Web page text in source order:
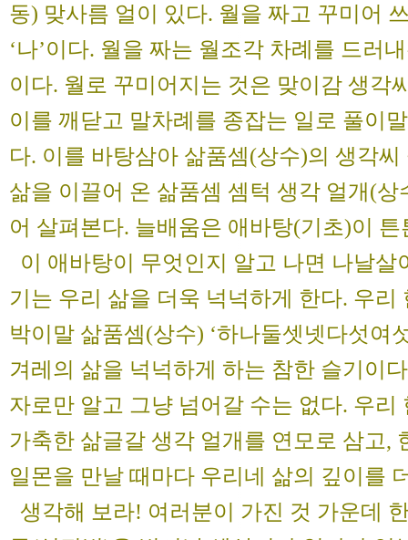
동) 맞사름 얼이 있다. 월을 짜고 꾸미어
‘나’이다. 월을 짜는 월조각 차례를 드러
이다. 월로 꾸미어지는 것은 맞이감 생각
이를 깨닫고 말차례를 종잡는 일로 풀이
다. 이를 바탕삼아 삶품셈(상수)의 생각
삶을 이끌어 온 삶품셈 셈턱 생각 얼개(
어 살펴본다. 늘배움은 애바탕(기초)이
이 애바탕이 무엇인지 알고 나면 나날살
기는 우리 삶을 더욱 넉넉하게 한다. 우리
박이말 삶품셈(상수) ‘하나둘셋넷다섯여
겨레의 삶을 넉넉하게 하는 참한 슬기이
자로만 알고 그냥 넘어갈 수는 없다. 우리
가축한 삶글갈 생각 얼개를 연모로 삼고,
일몬을 만날 때마다 우리네 삶의 깊이를
생각해 보라! 여러분이 가진 것 가운데